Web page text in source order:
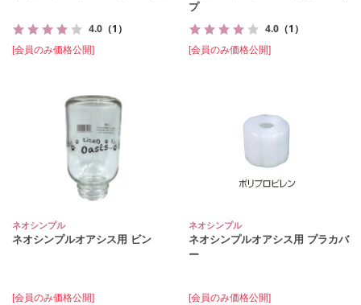
4.0 （1）
[会員のみ価格公開]
プ
4.0 （1）
[会員のみ価格公開]
ネオシンプル
ネオシンプルオアシス用 ビン
[会員のみ価格公開]
ネオシンプル
ネオシンプルオアシス用 プラカバ
ー
[会員のみ価格公開]